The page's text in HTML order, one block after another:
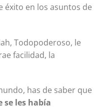
éxito en los asuntos de
Todopoderoso, le
facilidad, la
has de saber que
se les había